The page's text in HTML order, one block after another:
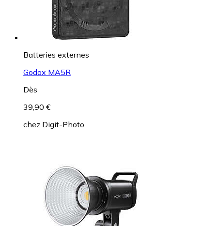
Batteries externes
Godox MA5R
Dès
39,90 €
chez Digit-Photo